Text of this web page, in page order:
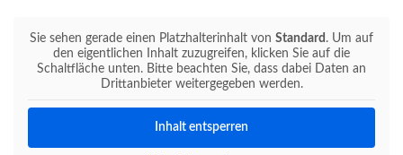
Sie sehen gerade einen Platzhalterinhalt von Standard . Um auf
den eigentlichen Inhalt zuzugreifen, klicken Sie auf die
Schaltfläche unten. Bitte beachten Sie, dass dabei Daten an
Drittanbieter weitergegeben werden.
Inhalt entsperren